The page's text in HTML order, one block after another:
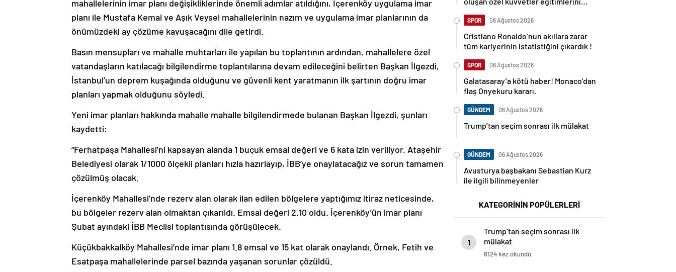
mahallelerinin imar planı değişikliklerinde önemli adımlar atıldığını, İçerenköy uygulama imar
planı ile Mustafa Kemal ve Aşık Veysel mahallelerinin nazım ve uygulama imar planlarının da
önümüzdeki ay çözüme kavuşacağını dile getirdi.
Basın mensupları ve mahalle muhtarları ile yapılan bu toplantının ardından, mahallelere özel
vatandaşların katılacağı bilgilendirme toplantılarına devam edileceğini belirten Başkan İlgezdi,
İstanbul’un deprem kuşağında olduğunu ve güvenli kent yaratmanın ilk şartının doğru imar
planları yapmak olduğunu söyledi.
Yeni imar planları hakkında mahalle mahalle bilgilendirmede bulanan Başkan İlgezdi, şunları
kaydetti:
“Ferhatpaşa Mahallesi’ni kapsayan alanda 1 buçuk emsal değeri ve 6 kata izin veriliyor. Ataşehir
Belediyesi olarak 1/1000 ölçekli planları hızla hazırlayıp, İBB’ye onaylatacağız ve sorun tamamen
çözülmüş olacak.
İçerenköy Mahallesi’nde rezerv alan olarak ilan edilen bölgelere yaptığımız itiraz neticesinde,
bu bölgeler rezerv alan olmaktan çıkarıldı. Emsal değeri 2.10 oldu. İçerenköy’ün imar planı
Şubat ayındaki İBB Meclisi toplantısında görüşülecek.
Küçükbakkalköy Mahallesi’nde imar planı 1.8 emsal ve 15 kat olarak onaylandı. Örnek, Fetih ve
Esatpaşa mahallelerinde parsel bazında yaşanan sorunlar çözüldü.
SPOR 06 Ağustos 2026
Cristiano Ronaldo’nun akıllara zarar
tüm kariyerinin istatistiğini çıkardık !
SPOR 06 Ağustos 2026
Galatasaray’a kötü haber! Monaco’dan
flaş Onyekuru kararı.
GÜNDEM 06 Ağustos 2026
Trump’tan seçim sonrası ilk mülakat
GÜNDEM 06 Ağustos 2026
Avusturya başbakanı Sebastian Kurz
ile ilgili bilinmeyenler
KATEGORİNİN POPÜLERLERİ
1
Trump’tan seçim sonrası ilk
mülakat
8124 kez okundu